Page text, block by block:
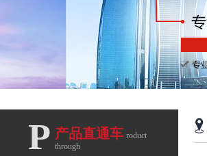
P 产品直通车 roduct
through